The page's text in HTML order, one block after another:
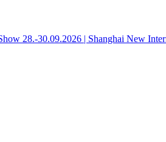
28.-30.09.2026 | Shanghai New